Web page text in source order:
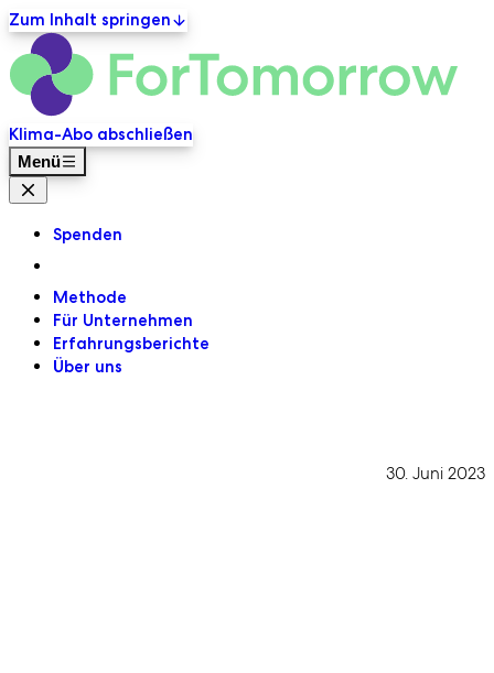
Zum Inhalt springen
Primäre Navigation
Klima-Abo abschließen
Menü
Menü Schließen
Spenden
Methode
Für Unternehmen
Erfahrungsberichte
Über uns
30. Juni 2023